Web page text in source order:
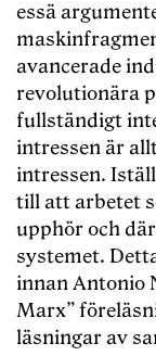
essä
avancerade
revolutionära
fullständigt
intressen är
intressen.
till att arbetet
upphör och
systemet.
innan Antonio
Marx”
läsningar av